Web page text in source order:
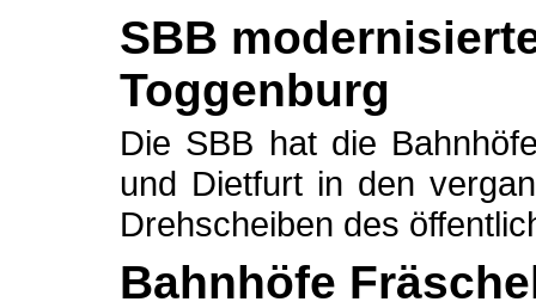
SBB
Toggenburg
Die SBB hat die
und Dietfurt in den
Drehscheiben des
Bahnhöfe